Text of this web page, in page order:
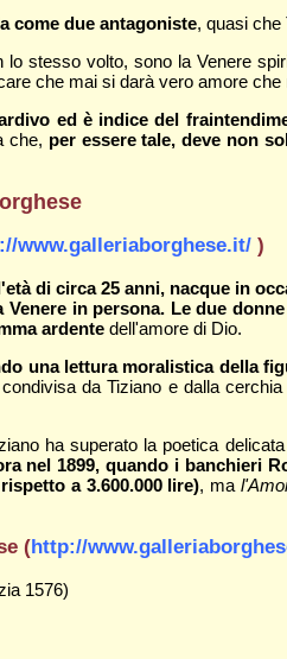
come due antagoniste, quasi che
stesso volto, sono la Venere
che mai si darà vero amore che
ed è indice del
che, per essere tale, deve non
www.galleriaborghese.it/)
di circa 25 anni, nacque in
Venere in persona. Le due
ardentedell'amore di Dio.
una lettura moralistica della
da Tiziano e dalla
ha superato la poetica
nel 1899, quando i
a 3.600.000 lire), ma
(http://
1576)